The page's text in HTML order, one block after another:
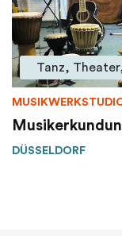
Tanz,
DÜSSELDORF